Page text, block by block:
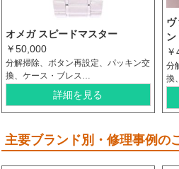
オメガ スピードマスター
￥50,000
分解掃除、ボタン再設定、パッキン交
換、ケース・ブレス…
詳細を見る
分
換
主要ブランド別・修理事例の